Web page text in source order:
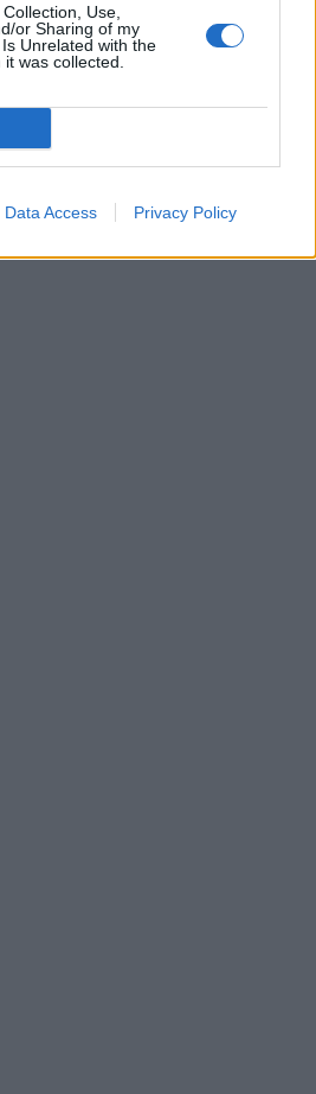
Use,
or Sharing of my
Unrelated with the
was collected.
Data Access Privacy Policy